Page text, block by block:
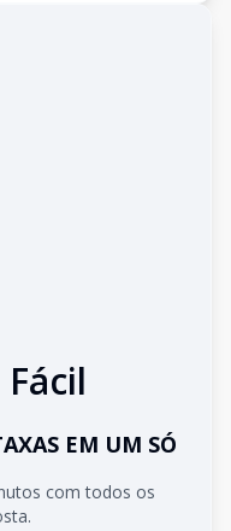
EM UM SÓ
com todos os